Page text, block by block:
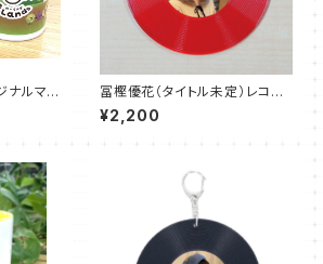
ルマグ
セット
冨樫優花（タイトル未定）レコー
ド型コースター
¥2,200